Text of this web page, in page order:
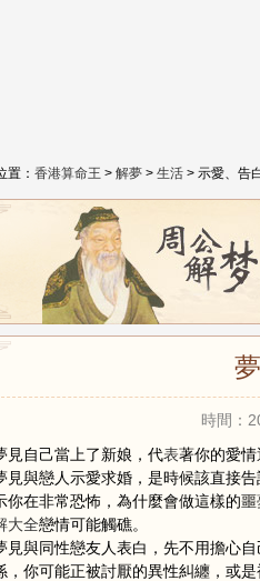
置： 香港算命王 > 解夢 > 生活 > 示愛、告
時間：
見自己當上了新娘，代表著你的愛
見與戀人示愛求婚，是時候該直接
你在非常恐怖，為什麼會做這樣的噩
大全戀情可能觸礁。
見與同性戀友人表白，先不用擔心
，你可能正被討厭的異性糾纏，或是